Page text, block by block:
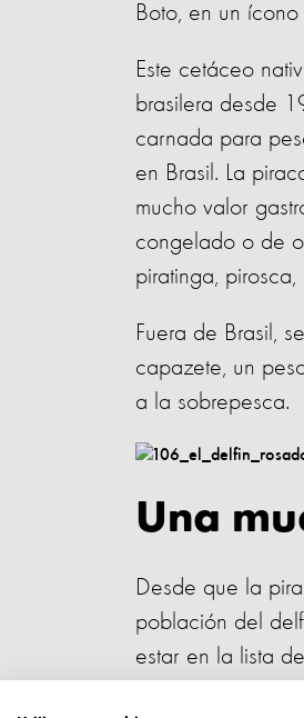
Boto, en un
Este cetáceo
brasilera desde
carnada para
en Brasil. La
mucho valor
congelado o de
piratinga,
Fuera de Brasil,
capazete, un
a la sobrepesca.
Una
Desde que la
población del
estar en la lista
Ambiente y